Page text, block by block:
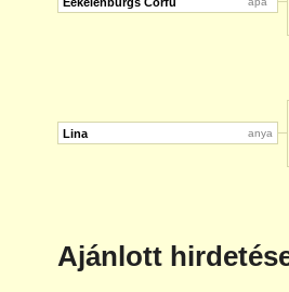
Lina anya
Ajánlott